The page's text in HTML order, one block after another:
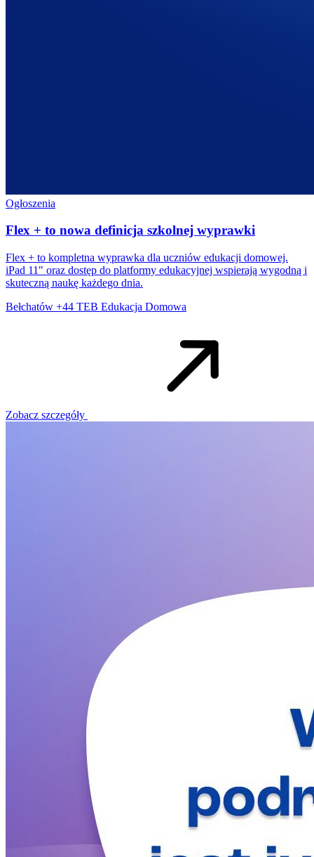
Ogłoszenia
Flex + to nowa definicja szkolnej wyprawki
Flex + to kompletna wyprawka dla uczniów edukacji domowej.
iPad 11" oraz dostęp do platformy edukacyjnej wspierają wygodną i
skuteczną naukę każdego dnia.
Bełchatów +44 TEB Edukacja Domowa
Zobacz szczegóły